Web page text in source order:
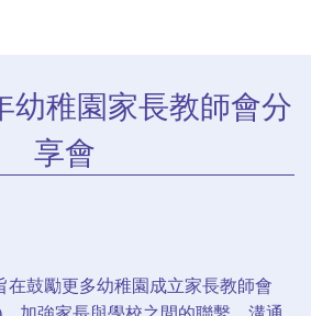
幼稚園家長教師會分
享會
在鼓勵更多幼稚園成立家長教師會